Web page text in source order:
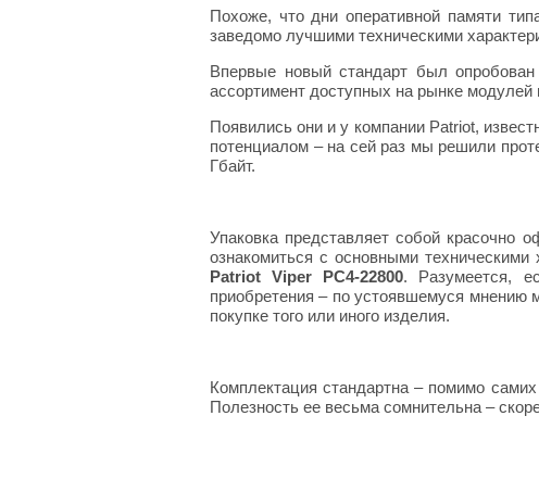
Похоже, что дни оперативной памяти
заведомо лучшими техническими
Впервые новый стандарт был
ассортимент доступных на рынке модулей
Появились они и у компании Patriot,
потенциалом – на сей раз мы решили
Гбайт.
Упаковка представляет собой красочно
ознакомиться с основными техническими
Patriot Viper PC4-22800. Разумеется,
приобретения – по устоявшемуся мнению
покупке того или иного изделия.
Комплектация стандартна – помимо
Полезность ее весьма сомнительна –